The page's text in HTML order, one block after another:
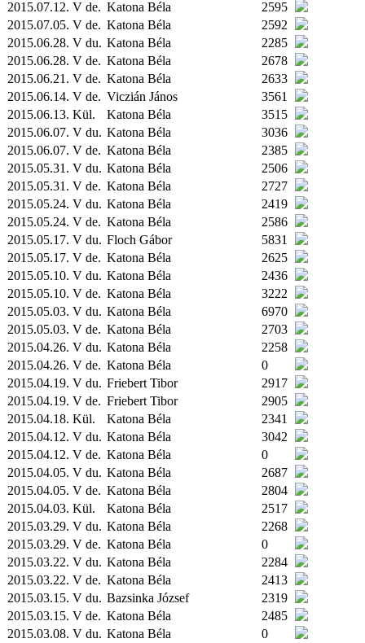
2015.07.12. V de. Katona Béla
2595
2015.07.05. V de. Katona Béla
2592
2015.06.28. V du. Katona Béla
2285
2015.06.28. V de. Katona Béla
2678
2015.06.21. V de. Katona Béla
2633
2015.06.14. V de. Viczián János
3561
2015.06.13. Kül. Katona Béla
3515
2015.06.07. V du. Katona Béla
3036
2015.06.07. V de. Katona Béla
2385
2015.05.31. V du. Katona Béla
2506
2015.05.31. V de. Katona Béla
2727
2015.05.24. V du. Katona Béla
2419
2015.05.24. V de. Katona Béla
2586
2015.05.17. V du. Floch Gábor
5831
2015.05.17. V de. Katona Béla
2625
2015.05.10. V du. Katona Béla
2436
2015.05.10. V de. Katona Béla
3222
2015.05.03. V du. Katona Béla
6970
2015.05.03. V de. Katona Béla
2703
2015.04.26. V du. Katona Béla
2258
2015.04.26. V de. Katona Béla
0
2015.04.19. V du. Friebert Tibor
2917
2015.04.19. V de. Friebert Tibor
2905
2015.04.18. Kül. Katona Béla
2341
2015.04.12. V du. Katona Béla
3042
2015.04.12. V de. Katona Béla
0
2015.04.05. V du. Katona Béla
2687
2015.04.05. V de. Katona Béla
2804
2015.04.03. Kül. Katona Béla
2517
2015.03.29. V du. Katona Béla
2268
2015.03.29. V de. Katona Béla
0
2015.03.22. V du. Katona Béla
2284
2015.03.22. V de. Katona Béla
2413
2015.03.15. V du. Bazsinka József
2319
2015.03.15. V de. Katona Béla
2485
2015.03.08. V du. Katona Béla
0